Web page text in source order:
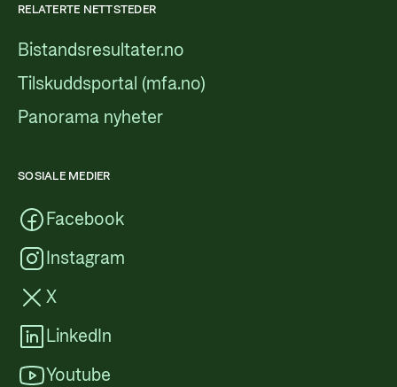
RELATERTE NETTSTEDER
Bistandsresultater.no
Tilskuddsportal (mfa.no)
Panorama nyheter
SOSIALE MEDIER
Facebook
Instagram
X
LinkedIn
Youtube